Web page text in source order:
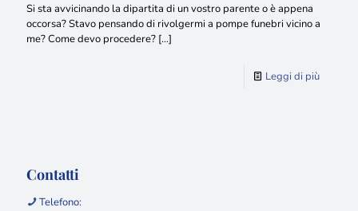
Si sta avvicinando la dipartita di un vostro parente o è appena
occorsa? Stavo pensando di rivolgermi a pompe funebri vicino a
me? Come devo procedere? […]
Leggi di più
Contatti
Telefono: